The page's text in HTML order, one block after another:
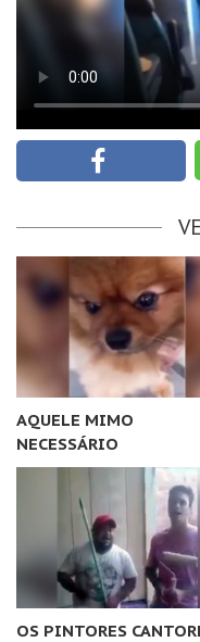
AQUELE MIMO
NECESSÁRIO
OS PINTORES